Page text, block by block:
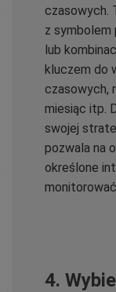
czasowych.
z symbolem
lub
kluczem do
czasowych,
miesiąc itp.
swojej
pozwala na
określone
monitorować.
4.